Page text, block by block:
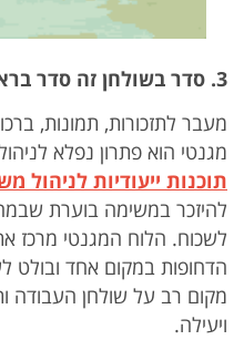
3. סדר בשולחן זה סדר בראש – שימוש בלוח מגנטי
מעבר לתזכורות, תמונות,
מגנטי הוא פתרון נפלא
תוכנות ייעודיות לניהול
להיזכר במשימה בוערת
לשכוח. הלוח המגנטי מרכז
הדחופות במקום אחד ובולט
מקום רב על שולחן העבודה
ויעילה.